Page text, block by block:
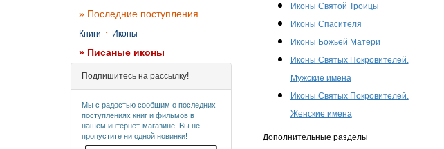
» Последние поступления
Книги · Иконы
» Писаные иконы
Подпишитесь на рассылку!
Мы с радостью сообщим о последних
поступлениях книг и фильмов в
нашем интернет-магазине. Вы не
пропустите ни одной новинки!
Иконы Святой Троицы
Иконы Спасителя
Иконы Божьей Матери
Иконы Святых Покровителей.
Мужские имена
Иконы Святых Покровителей.
Женские имена
Дополнительные разделы